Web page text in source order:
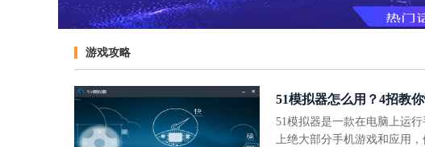
游戏攻略
51模拟器怎么用？4招教
51模拟器是一款在电脑上运
上绝大部分手机游戏和应用